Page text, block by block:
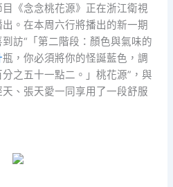
《念念桃花源》正在浙江衛視
。在本周六行將播出的新一期
訪“「第二階段：顏色與氣味的
瓶，你必須將你的怪誕藍色，調
之五十一點二。」桃花源”，與
、張天愛一同享用了一段舒服